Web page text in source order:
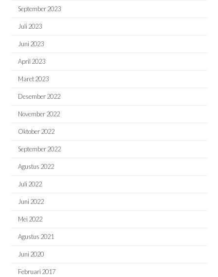
September 2023
Juli 2023
Juni 2023
April 2023
Maret 2023
Desember 2022
November 2022
Oktober 2022
September 2022
Agustus 2022
Juli 2022
Juni 2022
Mei 2022
Agustus 2021
Juni 2020
Februari 2017